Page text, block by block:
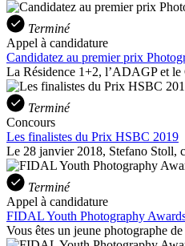
Terminé
Appel à candidature
Candidatez au premier prix
La Résidence 1+2, l’ADAGP et le
Terminé
Concours
Les finalistes du Prix HSBC 2019
Le 28 janvier 2018, Stefano Stoll,
Terminé
Appel à candidature
FIDAL Youth Photography
Vous êtes un jeune photographe